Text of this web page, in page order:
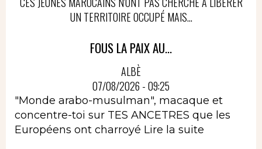
UN TERRITOIRE OCCUPÉ MAIS...
FOUS LA PAIX AU...
ALBÈ
07/08/2026 - 09:25
"Monde arabo-musulman", macaque et
concentre-toi sur TES ANCETRES que les
Européens ont charroyé Lire la suite